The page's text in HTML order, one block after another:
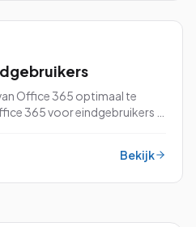
Office 365 optimaal te
365 voor eindgebruikers is
Bekijk